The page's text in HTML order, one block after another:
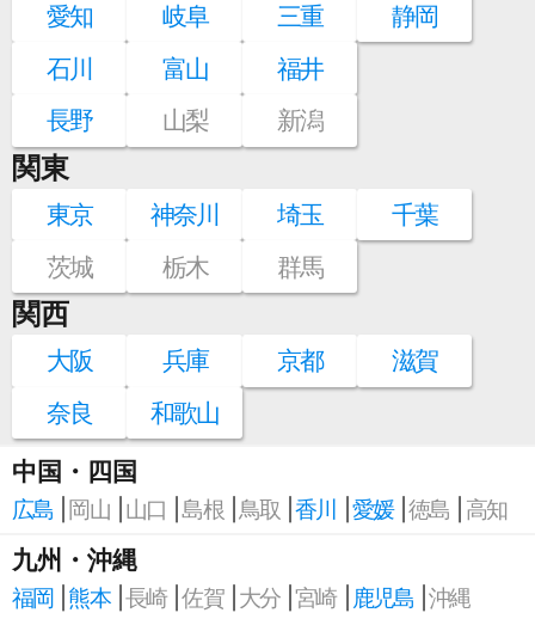
愛知 岐阜 三重
静岡
石川
富山
福井
長野
山梨 新潟
関東
東京 神奈川 埼玉
千葉
茨城
栃木 群馬
関西
大阪 兵庫 京都
滋賀
奈良
和歌山
中国・四国
広島 岡山 山口 島根 鳥取 香川 愛媛 徳島 高知
九州・沖縄
福岡 熊本 長崎 佐賀 大分 宮崎 鹿児島 沖縄